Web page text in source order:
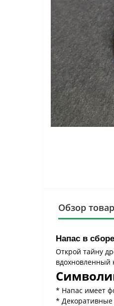
Обзор
Напас в
Открой тайну
вдохновленный
* Напас имеет
*